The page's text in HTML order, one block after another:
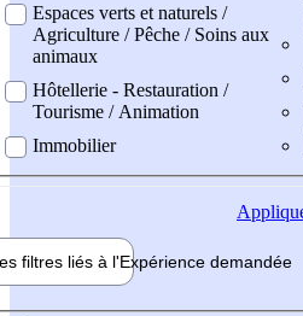
Espaces verts et naturels /
Agriculture / Pêche / Soins aux
animaux
Hôtellerie - Restauration /
Tourisme / Animation
Immobilier
filtres liés à l'Expérience demandée